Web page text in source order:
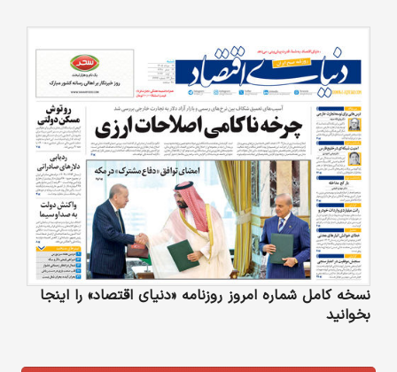
نسخه کامل شماره امروز روزنامه «دنیای‌ اقتصاد» را اینجا
بخوانید